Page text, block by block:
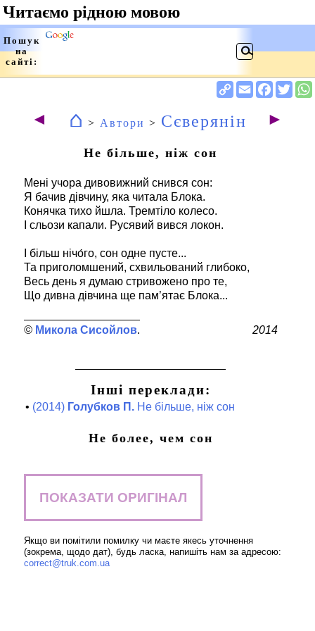
◄ ⌂ > Автори > Сєверянін ►
Не більше, ніж сон
Мені учора дивовижний снився сон:
Я бачив дівчину, яка читала Блока.
Конячка тихо йшла. Тремтіло колесо.
І сльози капали. Русявий вився локон.
І більш нічо́го, сон одне пусте...
Та приголомшений, схвильований глибоко,
Весь день я думаю стривожено про те,
Що дивна дівчина ще пам’ятає Блока...
Микола Сисойлов 2014
Інші переклади:
• (2014) Голубков П.Не більше, ніж сон
Не более, чем сон
ПОКАЗАТИ ОРИГІНАЛ
Якщо ви помітили помилку чи маєте якесь уточнення
(зокрема, щодо дат), будь ласка, напишіть нам за адресою:
correct@truk.com.ua